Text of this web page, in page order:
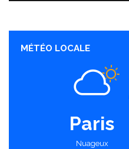
MÉTÉO LOCALE
Paris
Nuageux